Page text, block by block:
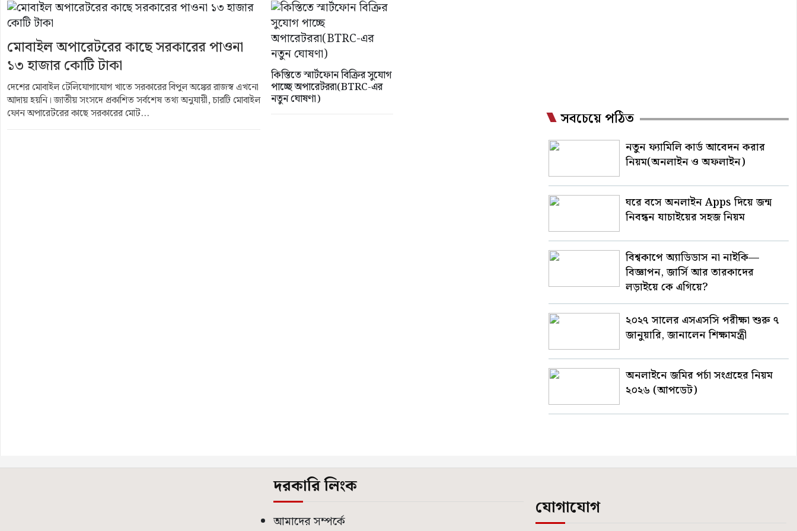
মোবাইল অপারেটরের কাছে সরকারের পাওনা
১৩ হাজার কোটি টাকা
দেশের মোবাইল টেলিযোগাযোগ খাতে সরকারের বিপুল অঙ্কের রাজস্ব এখনো
আদায় হয়নি। জাতীয় সংসদে প্রকাশিত সর্বশেষ তথ্য অনুযায়ী, চারটি মোবাইল
ফোন অপারেটরের কাছে সরকারের মোট...
কিস্তিতে স্মার্টফোন বিক্রির সুযোগ
পাচ্ছে অপারেটররা(BTRC-এর
নতুন ঘোষণা)
সবচেয়ে পঠিত
নতুন ফ্যামিলি কার্ড আবেদন করার
নিয়ম(অনলাইন ও অফলাইন)
ঘরে বসে অনলাইন Apps দিয়ে জন্ম
নিবন্ধন যাচাইয়ের সহজ নিয়ম
বিশ্বকাপে অ্যাডিডাস না নাইকি—
বিজ্ঞাপন, জার্সি আর তারকাদের
লড়াইয়ে কে এগিয়ে?
২০২৭ সালের এসএসসি পরীক্ষা শুরু ৭
জানুয়ারি, জানালেন শিক্ষামন্ত্রী
অনলাইনে জমির পর্চা সংগ্রহের নিয়ম
২০২৬ (আপডেট)
দরকারি লিংক
আমাদের সম্পর্কে
যোগাযোগ